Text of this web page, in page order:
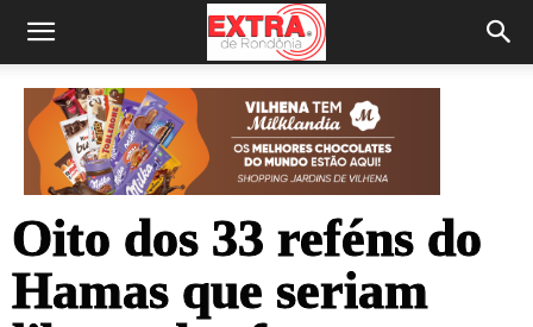
Oito dos 33 reféns do
Hamas que seriam